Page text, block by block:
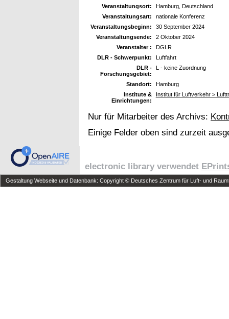
Veranstaltungsort:
Hamburg, Deutschland
Veranstaltungsart:
nationale Konferenz
Veranstaltungsbeginn:
30 September 2024
Veranstaltungsende:
2 Oktober 2024
Veranstalter :
DGLR
DLR - Schwerpunkt:
Luftfahrt
DLR -
Forschungsgebiet:
L - keine Zuordnung
Standort:
Hamburg
Institute &
Einrichtungen:
Institut für Luftverkehr >
Nur für Mitarbeiter des Archivs:
Einige Felder oben sind zurzeit
electronic library verwendet
Gestaltung Webseite und Datenbank: Copyright © Deutsches Zentrum für Luft- und